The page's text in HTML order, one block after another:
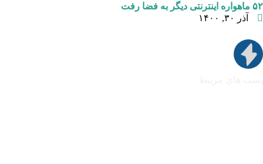
۵۲ ماهواره اینترنتی دیگر به فضا رفت
آذر ۳۰, ۱۴۰۰